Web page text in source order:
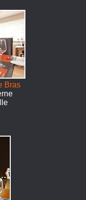
Bras